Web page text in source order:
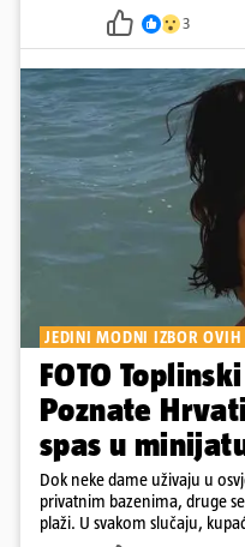
3
JEDINI MODNI IZBOR OVIH
FOTO
Poznate
spas u
Dok neke dame uživaju u
privatnim bazenima, druge
plaži. U svakom slučaju,